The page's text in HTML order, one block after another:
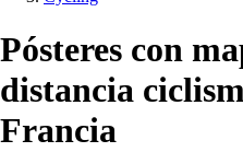
Pósteres con
distancia
Francia